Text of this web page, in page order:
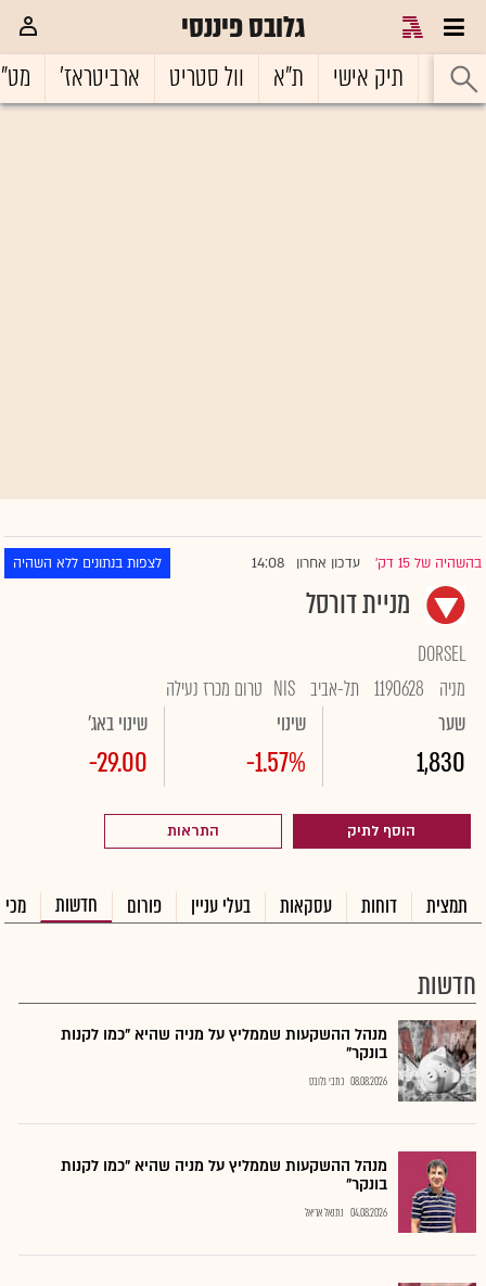
גלובס פיננסי
ראשי תיק אישי ת"א וול סטריט ארביטראז'
בהשהיה של 15 דק' |עדכון אחרון 14:08 לצפות בנתונים ללא השהיה
מניית דורסל
DORSEL
מניה
1190628 תל-אביב NIS טרום מכרז נעילה
שער
1,830
שינוי
-1.57%
שינוי באג'
-29.00
הוסף לתיק התראות
תמצית דוחות עסקאות בעלי עניין פורום חדשות
חדשות
מנהל ההשקעות שממליץ על מניה שהיא "כמו לקנות
בונקר"
08.08.2026 כתבי גלובס
מנהל ההשקעות שממליץ על מניה שהיא "כמו לקנות
בונקר"
04.08.2026 נתנאל אריאל